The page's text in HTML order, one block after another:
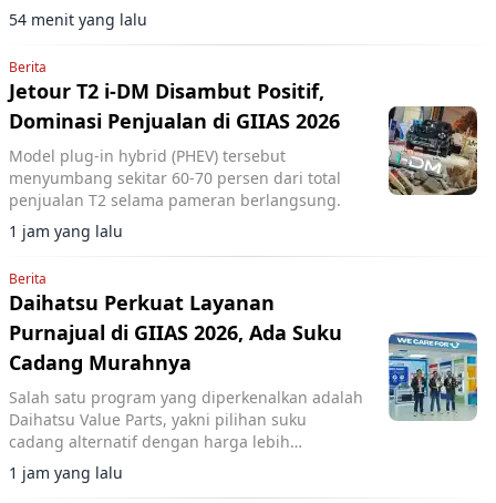
54 menit yang lalu
Berita
Jetour T2 i-DM Disambut Positif,
Dominasi Penjualan di GIIAS 2026
Model plug-in hybrid (PHEV) tersebut
menyumbang sekitar 60-70 persen dari total
penjualan T2 selama pameran berlangsung.
1 jam yang lalu
Berita
Daihatsu Perkuat Layanan
Purnajual di GIIAS 2026, Ada Suku
Cadang Murahnya
Salah satu program yang diperkenalkan adalah
Daihatsu Value Parts, yakni pilihan suku
cadang alternatif dengan harga lebih
terjangkau.
1 jam yang lalu